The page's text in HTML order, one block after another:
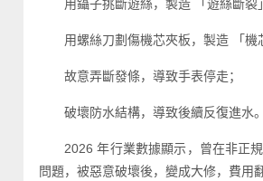
用鑷子挑斷遊絲，製造 「遊絲斷裂
用螺絲刀劃傷機芯夾板，製造 「機
故意弄斷發條，導致手表停走；
破壞防水結構，導致後續反復進水。
2026 年行業數據顯示，曾在非正
問題，被惡意破壞後，變成大修，費用